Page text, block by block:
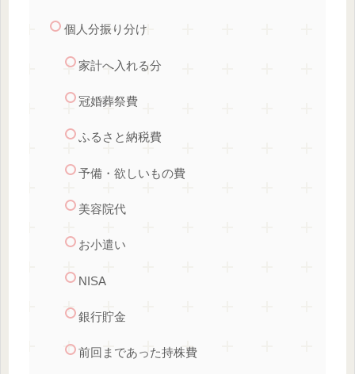
個人分振り分け
家計へ入れる分
冠婚葬祭費
ふるさと納税費
予備・欲しいもの費
美容院代
お小遣い
NISA
銀行貯金
前回まであった持株費